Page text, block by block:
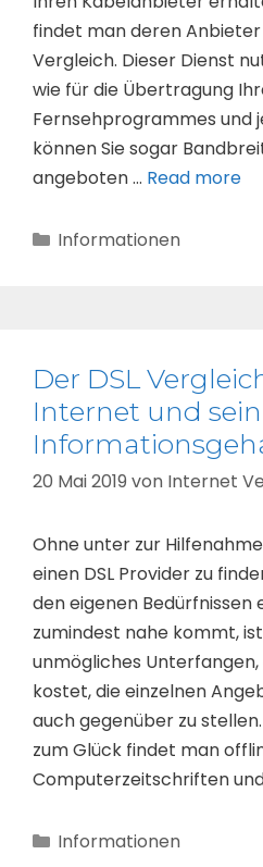
findet man deren
Vergleich. Dieser Dienst
wie für die Übertragung
Fernsehprogrammes und
können Sie sogar
angeboten … Read more
Kategorien
Informationen
Der DSL
Internet und sein
20 Mai 2019 von Internet
Ohne unter zur
einen DSL Provider zu
den eigenen
zumindest nahe kommt,
unmögliches Unterfangen,
kostet, die einzelnen
auch gegenüber zu
zum Glück findet man
Computerzeitschriften
Kategorien
Informationen